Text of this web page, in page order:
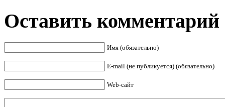
Оставить комментарий
Имя (обязательно)
E-mail (не публикуется) (обязательно)
Web-сайт